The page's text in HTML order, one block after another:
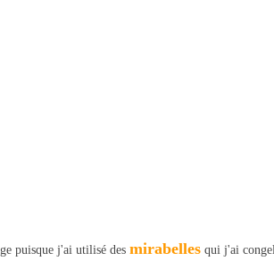
puisque j'ai utilisé des mirabelles qui j'ai